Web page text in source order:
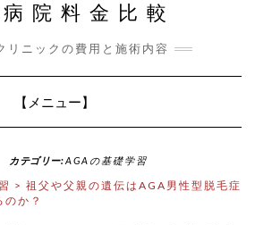
院料金比較
リニックの費用と施術内容
Toggle
【メニュー】
カテゴリー:AGAの基礎学習
> 祖父や父親の遺伝はAGA男性型脱毛症
か？